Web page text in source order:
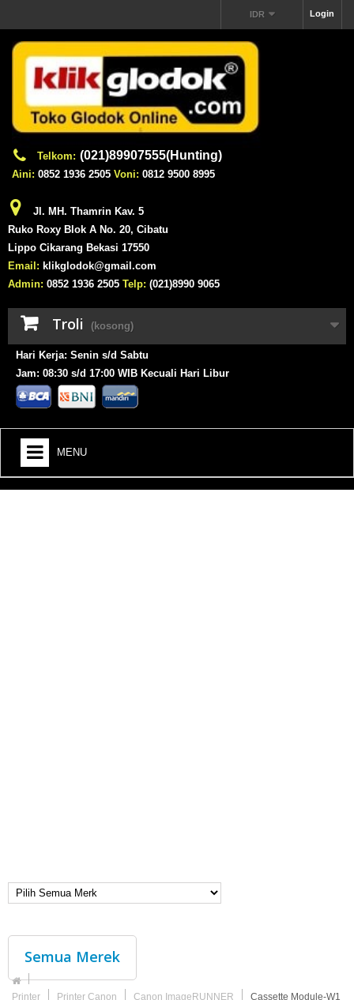
Login
IDR
Telkom: (021)89907555(Hunting)
Aini: 0852 1936 2505 Voni: 0812 9500 8995
Jl. MH. Thamrin Kav. 5
Ruko Roxy Blok A No. 20, Cibatu
Lippo Cikarang Bekasi 17550
Email: klikglodok@gmail.com
Admin: 0852 1936 2505 Telp: (021)8990 9065
Troli (kosong)
Hari Kerja: Senin s/d Sabtu
Jam: 08:30 s/d 17:00 WIB Kecuali Hari Libur
MENU
Semua Merek
Printer Printer Canon
Canon ImageRUNNER
Cassette Module-W1